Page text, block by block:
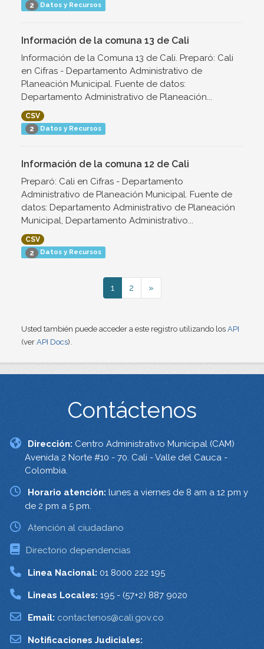
2 Datos y Recursos
Información de la comuna 13 de Cali
Información de la Comuna 13 de Cali. Preparó: Cali
en Cifras - Departamento Administrativo de
Planeación Municipal. Fuente de datos:
Departamento Administrativo de Planeación...
CSV
2 Datos y Recursos
Información de la comuna 12 de Cali
Preparó: Cali en Cifras - Departamento
Administrativo de Planeación Municipal. Fuente de
datos: Departamento Administrativo de Planeación
Municipal, Departamento Administrativo...
CSV
2 Datos y Recursos
1 2 »
Usted también puede acceder a este registro utilizando los API
(ver API Docs).
Contáctenos
Dirección: Centro Administrativo Municipal (CAM)
Avenida 2 Norte #10 - 70. Cali - Valle del Cauca -
Colombia.
Horario atención: lunes a viernes de 8 am a 12 pm y
de 2 pm a 5 pm.
Atención al ciudadano
Directorio dependencias
Linea Nacional: 01 8000 222 195
Lineas Locales: 195 - (57+2) 887 9020
Email: contactenos@cali.gov.co
Notificaciones Judiciales: